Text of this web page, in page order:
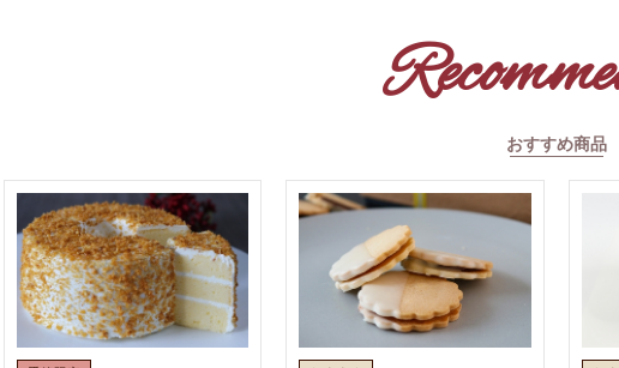
おすすめ商品